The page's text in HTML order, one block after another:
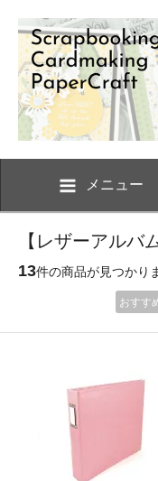
メニュー
【レザーアルバ
13件の商品が見つかり
おすす